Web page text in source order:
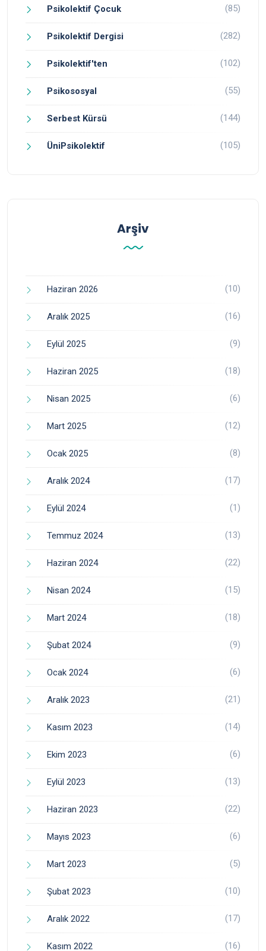
Psikolektif Çocuk (85)
Psikolektif Dergisi (282)
Psikolektif'ten (102)
Psikososyal (55)
Serbest Kürsü (144)
ÜniPsikolektif (105)
Arşiv
Haziran 2026 (10)
Aralık 2025 (16)
Eylül 2025 (9)
Haziran 2025 (18)
Nisan 2025 (6)
Mart 2025 (12)
Ocak 2025 (8)
Aralık 2024 (17)
Eylül 2024 (1)
Temmuz 2024 (13)
Haziran 2024 (22)
Nisan 2024 (15)
Mart 2024 (18)
Şubat 2024 (9)
Ocak 2024 (6)
Aralık 2023 (21)
Kasım 2023 (14)
Ekim 2023 (6)
Eylül 2023 (13)
Haziran 2023 (22)
Mayıs 2023 (6)
Mart 2023 (5)
Şubat 2023 (10)
Aralık 2022 (17)
Kasım 2022 (16)